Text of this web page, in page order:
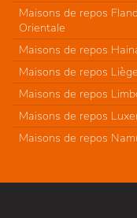
Maisons de repos
Orientale
Maisons de repos
Maisons de repos Liège
Maisons de repos
Maisons de repos
Maisons de repos